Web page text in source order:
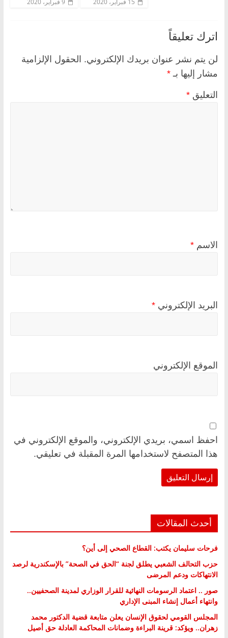
15 فبراير، 2020 9 فبراير، 2020
اترك تعليقاً
لن يتم نشر عنوان بريدك الإلكتروني. الحقول الإلزامية
مشار إليها بـ *
التعليق *
الاسم *
البريد الإلكتروني *
الموقع الإلكتروني
احفظ اسمي، بريدي الإلكتروني، والموقع الإلكتروني في
هذا المتصفح لاستخدامها المرة المقبلة في تعليقي.
أحدث المقالات
فرحات سليمان يكتب: القطاع الصحي إلى أين؟
حزب التحالف الشعبي يطلق لجنة “الحق في الصحة” بالإسكندرية لرصد
الانتهاكات ودعم المرضى
صور .. اعتماد الرسومات النهائية للقرار الوزاري لمدينة الصحفيين..
وانتهاء أعمال إنشاء المبنى الإداري
المجلس القومي لحقوق الإنسان يعلن متابعة قضية الدكتور محمد
زهران.. ويؤكد: قرينة البراءة وضمانات المحاكمة العادلة حق أصيل